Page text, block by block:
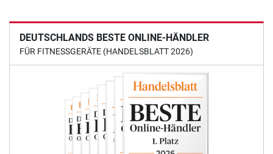
DEUTSCHLANDS BESTE ONLINE-HÄNDLER
FÜR FITNESSGERÄTE (HANDELSBLATT 2026)